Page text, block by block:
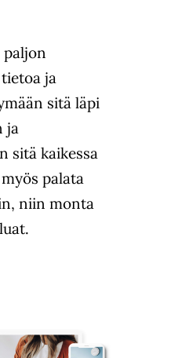
paljon
ja
sitä läpi
ja
sitä kaikessa
palata
niin monta